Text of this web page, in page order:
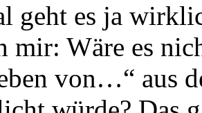
geht es ja
mir: Wäre es
von…“ aus